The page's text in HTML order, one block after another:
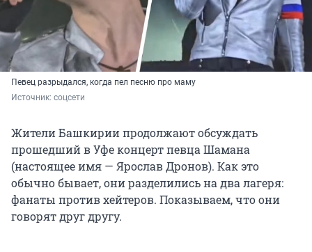
Певец разрыдался, когда пел песню про маму
Источник: соцсети
Жители Башкирии продолжают обсуждать
прошедший в Уфе концерт певца Шамана
(настоящее имя — Ярослав Дронов). Как это
обычно бывает, они разделились на два лагеря:
фанаты против хейтеров. Показываем, что они
говорят друг другу.